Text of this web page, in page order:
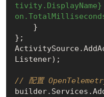
tivity.DisplayName}
};
Listener);
// 配置